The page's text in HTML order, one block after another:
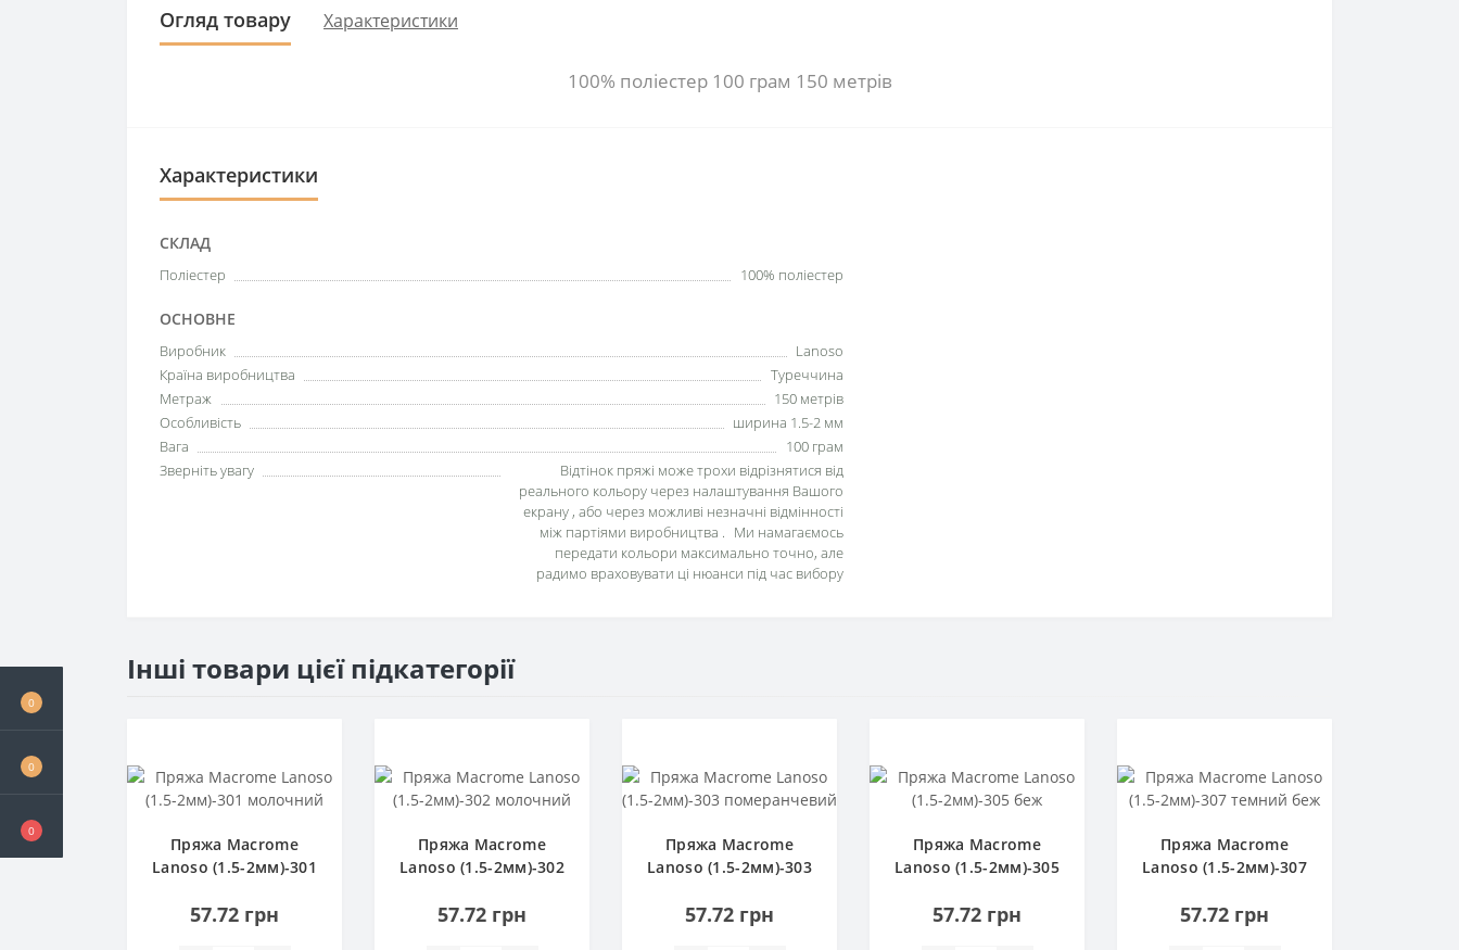
0
0
0
Огляд товару Характеристики
100% поліестер 100 грам 150 метрів
Характеристики
СКЛАД
Поліестер 100% поліестер
ОСНОВНЕ
Виробник
Lanoso
Країна виробництва
Туреччина
Метраж
150 метрів
Особливість
ширина 1.5-2 мм
Вага
100 грам
Зверніть увагу
Відтінок пряжі може трохи відрізнятися від
реального кольору через налаштування Вашого
екрану , або через можливі незначні відмінності
між партіями виробництва . Ми намагаємось
передати кольори максимально точно, але
радимо враховувати ці нюанси під час вибору
Інші товари цієї підкатегорії
Пряжа Macrome
Lanoso (1.5-2мм)-301
57.72 грн
Пряжа Macrome
Lanoso (1.5-2мм)-302
57.72 грн
Пряжа Macrome
Lanoso (1.5-2мм)-303
57.72 грн
Пряжа Macrome
Lanoso (1.5-2мм)-305
57.72 грн
Пряжа Macrome
Lanoso (1.5-2мм)-307
57.72 грн